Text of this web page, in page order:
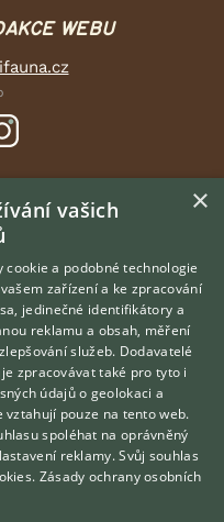
WEBU
inzerátů
údajů
zvířecího kamaráda?
vám poradí
ONLINE
KONZULTOVAT S
VETERINÁŘEM
×
vašich
a podobné technologie
zařízení a ke zpracování
jedinečné identifikátory a
reklamu a obsah, měření
služeb. Dodavatelé
zpracovávat také pro tyto i
údajů o geolokaci a
pouze na tento web.
spoléhat na oprávněný
reklamy. Svůj souhlas
. Zásady ochrany osobních